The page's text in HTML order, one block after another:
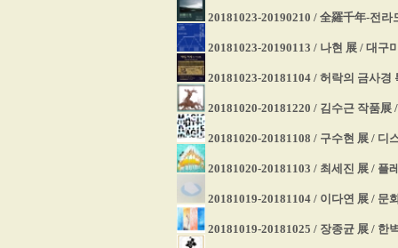
20181023-20190210 / 全羅千年-전
20181023-20190113 / 나현 展 / 대구
20181023-20181104 / 허락의 금사
20181020-20181220 / 김수근 작품展
20181020-20181108 / 구수현 展 / 디
20181020-20181103 / 최세진 展 / 플
20181019-20181104 / 이다연 展 / 문
20181019-20181025 / 장종균 展 / 한